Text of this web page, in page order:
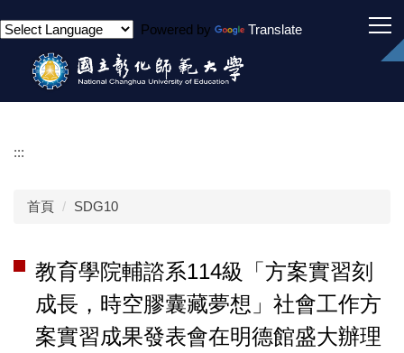
到
Powered by Translate
:::
首頁 SDG10
教育學院輔諮系114級「方案實習刻
成長，時空膠囊藏夢想」社會工作方
案實習成果發表會在明德館盛大辦理